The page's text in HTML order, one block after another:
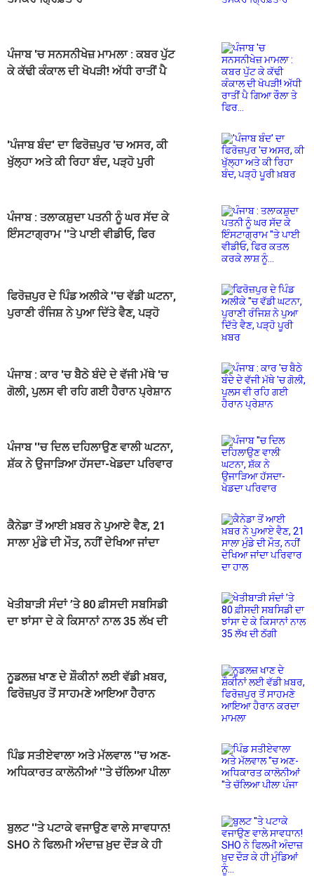
ਪੰਜਾਬ 'ਚ ਸਨਸਨੀਖੇਜ਼ ਮਾਮਲਾ : ਕਬਰ ਪੁੱਟ
ਕੇ ਕੱਢੀ ਕੰਕਾਲ ਦੀ ਖੋਪੜੀ! ਅੱਧੀ ਰਾਤੀਂ ਪੈ
'ਪੰਜਾਬ ਬੰਦ' ਦਾ ਫਿਰੋਜ਼ਪੁਰ 'ਚ ਅਸਰ, ਕੀ
ਖੁੱਲ੍ਹਾ ਅਤੇ ਕੀ ਰਿਹਾ ਬੰਦ, ਪੜ੍ਹੋ ਪੂਰੀ
ਪੰਜਾਬ : ਤਲਾਕਸ਼ੁਦਾ ਪਤਨੀ ਨੂੰ ਘਰ ਸੱਦ ਕੇ
ਇੰਸਟਾਗ੍ਰਾਮ ''ਤੇ ਪਾਈ ਵੀਡੀਓ, ਫਿਰ
ਫਿਰੋਜ਼ਪੁਰ ਦੇ ਪਿੰਡ ਅਲੀਕੇ ''ਚ ਵੱਡੀ ਘਟਨਾ,
ਪੁਰਾਣੀ ਰੰਜਿਸ਼ ਨੇ ਪੁਆ ਦਿੱਤੇ ਵੈਣ, ਪੜ੍ਹੋ
ਪੰਜਾਬ : ਕਾਰ 'ਚ ਬੈਠੇ ਬੰਦੇ ਦੇ ਵੱਜੀ ਮੱਥੇ 'ਚ
ਗੋਲੀ, ਪੁਲਸ ਵੀ ਰਹਿ ਗਈ ਹੈਰਾਨ ਪ੍ਰੇਸ਼ਾਨ
ਪੰਜਾਬ ''ਚ ਦਿਲ ਦਹਿਲਾਉਣ ਵਾਲੀ ਘਟਨਾ,
ਸ਼ੱਕ ਨੇ ਉਜਾੜਿਆ ਹੱਸਦਾ-ਖੇਡਦਾ ਪਰਿਵਾਰ
ਕੈਨੇਡਾ ਤੋਂ ਆਈ ਖ਼ਬਰ ਨੇ ਪੁਆਏ ਵੈਣ, 21
ਸਾਲਾ ਮੁੰਡੇ ਦੀ ਮੌਤ, ਨਹੀਂ ਦੇਖਿਆ ਜਾਂਦਾ
ਖੇਤੀਬਾੜੀ ਸੰਦਾਂ ’ਤੇ 80 ਫ਼ੀਸਦੀ ਸਬਸਿਡੀ
ਦਾ ਝਾਂਸਾ ਦੇ ਕੇ ਕਿਸਾਨਾਂ ਨਾਲ 35 ਲੱਖ ਦੀ
ਨੂਡਲਜ਼ ਖਾਣ ਦੇ ਸ਼ੌਕੀਨਾਂ ਲਈ ਵੱਡੀ ਖ਼ਬਰ,
ਫਿਰੋਜ਼ਪੁਰ ਤੋਂ ਸਾਹਮਣੇ ਆਇਆ ਹੈਰਾਨ
ਪਿੰਡ ਸਤੀਏਵਾਲਾ ਅਤੇ ਮੱਲਵਾਲ ''ਚ ਅਣ-
ਅਧਿਕਾਰਤ ਕਾਲੋਨੀਆਂ ''ਤੇ ਚੱਲਿਆ ਪੀਲਾ
ਬੁਲਟ ''ਤੇ ਪਟਾਕੇ ਵਜਾਉਣ ਵਾਲੇ ਸਾਵਧਾਨ!
SHO ਨੇ ਫਿਲਮੀ ਅੰਦਾਜ਼ ਖ਼ੁਦ ਦੌੜ ਕੇ ਹੀ